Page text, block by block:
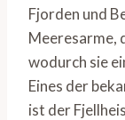
Fjorden und
Meeresarme,
wodurch sie
Eines der
ist der